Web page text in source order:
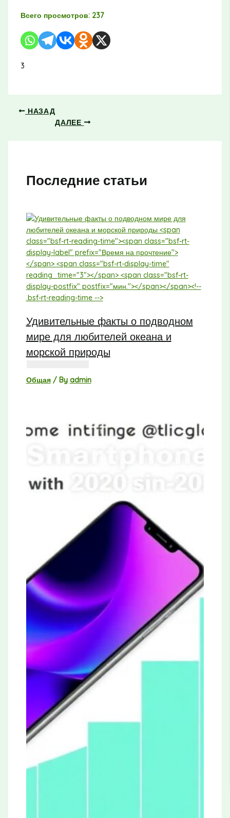
Всего просмотров: 237
3
НАЗАД
ДАЛЕЕ
Последние статьи
Удивительные факты о подводном
мире для любителей океана и
морской природы
Общая/ By admin